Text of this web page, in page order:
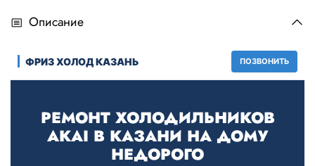
Описание
ФРИЗ ХОЛОД КАЗАНЬ ПОЗВОНИТЬ
РЕМОНТ ХОЛОДИЛЬНИКОВ
AKAI В КАЗАНИ НА ДОМУ
НЕДОРОГО